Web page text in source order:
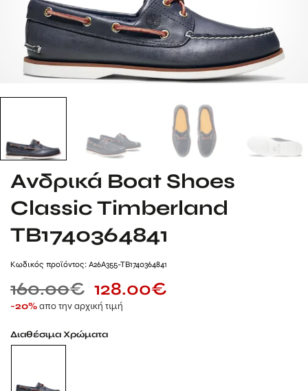
Ανδρικά Boat Shoes
Classic Timberland
TB1740364841
Kωδικός προϊόντος: A26A355-TB1740364841
160.00€ 128.00€
-20%απο την αρχική τιμή
Διαθέσιμα Χρώματα